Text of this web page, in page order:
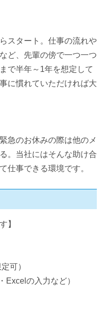
スタート。仕事の流れや
ど、先輩の傍で一つ一つ
で半年～1年を想定して
に慣れていただければ大
急のお休みの際は他のメ
。当社にはそんな助け合
仕事できる環境です。
】
可）
Excelの入力など）